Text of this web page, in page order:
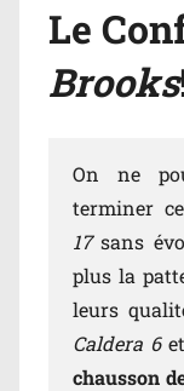
Le
Brooks
On ne
terminer
17sans
plus la
leurs
Caldera 6
chausson